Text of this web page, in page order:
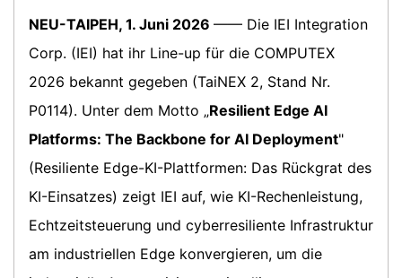
NEU-TAIPEH, 1. Juni 2026 —— Die IEI Integration
Corp. (IEI) hat ihr Line-up für die COMPUTEX
2026 bekannt gegeben (TaiNEX 2, Stand Nr.
P0114). Unter dem Motto „Resilient Edge AI
Platforms: The Backbone for AI Deployment"
(Resiliente Edge-KI-Plattformen: Das Rückgrat des
KI-Einsatzes) zeigt IEI auf, wie KI-Rechenleistung,
Echtzeitsteuerung und cyberresiliente Infrastruktur
am industriellen Edge konvergieren, um die